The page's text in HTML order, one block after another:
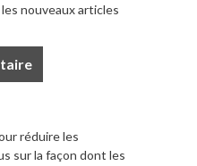
nouveaux articles
réduire les
sur la façon dont les